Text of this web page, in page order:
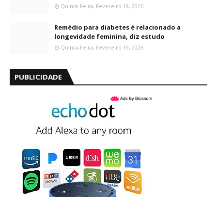
Quinta-Feira, Fevereiro 19, 2026
Remédio para diabetes é relacionado a
longevidade feminina, diz estudo
Quinta-Feira, Fevereiro 19, 2026
PUBLICIDADE